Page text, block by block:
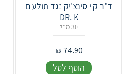
ד"ר קיי סינצ'יק נגד תולעים
DR. K
30 מ"ל
74.90
₪
הוסף לסל